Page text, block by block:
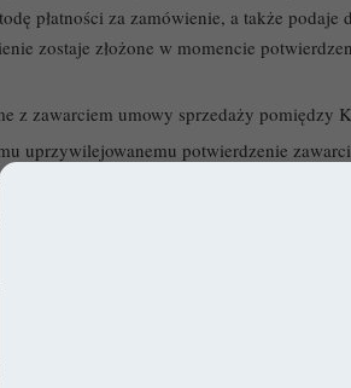
płatności za zamówienie, a także podaje
zostaje złożone w momencie
z zawarciem umowy sprzedaży pomiędzy
uprzywilejowanemu potwierdzenie
towaru.
bez rejestracji poprzez podawanie
w Sklepie, tj. założyć w nim Konto, lub
ewentualnym zamówieniu.